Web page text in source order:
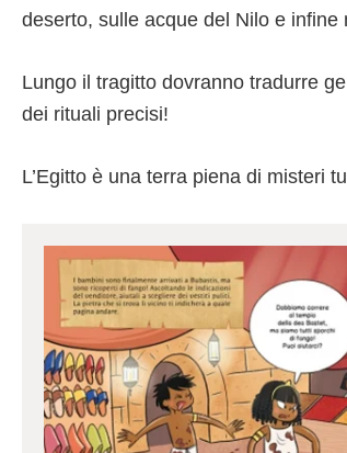
deserto, sulle acque del Nilo e infine
Lungo il tragitto dovranno tradurre
dei rituali precisi!
L’Egitto è una terra piena di misteri